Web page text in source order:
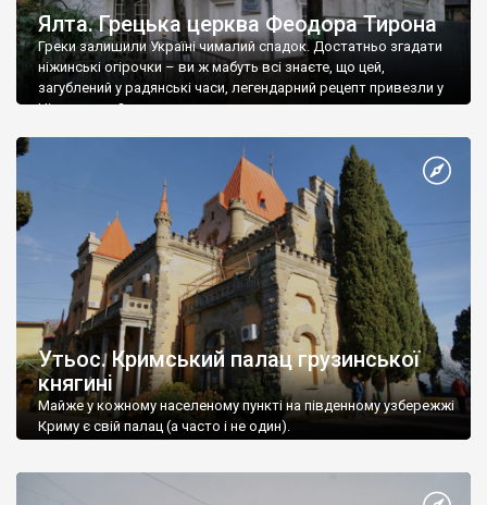
Ялта. Грецька церква Феодора Тирона
Греки залишили Україні чималий спадок. Достатньо згадати
ніжинські огірочки – ви ж мабуть всі знаєте, що цей,
загублений у радянські часи, легендарний рецепт привезли у
Ніжин греки?
Утьос. Кримський палац грузинської
княгині
Майже у кожному населеному пункті на південному узбережжі
Криму є свій палац (а часто і не один).